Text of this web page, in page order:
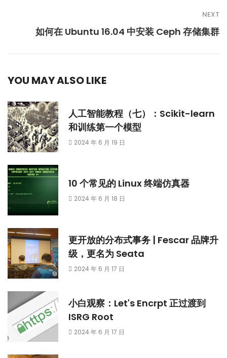
NEXT
如何在 Ubuntu 16.04 中安装 Ceph 存储集群
YOU MAY ALSO LIKE
人工智能教程（七）：Scikit-learn
和训练第一个模型
2024 年 6 月 19 日
10 个常见的 Linux 终端仿真器
2024 年 6 月 18 日
更开放的分布式事务 | Fescar 品牌升
级，更名为 Seata
2024 年 6 月 17 日
小白观察：Let's Encrpt 正过渡到
ISRG Root
2024 年 6 月 17 日